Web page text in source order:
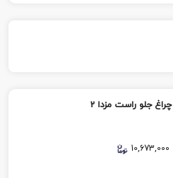
چراغ جلو راست مزدا 2
10,673,000